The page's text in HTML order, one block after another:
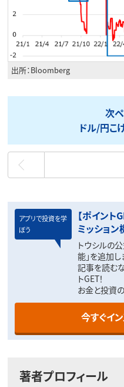
出所：Bloomberg
次
ドル/円こ
アプリで投資を学
ぼう
【ポイント
ミッション
トウシルの
能」を追加し
記事を読む
トGET！
お金と投資
今すぐイ
著者プロフィール